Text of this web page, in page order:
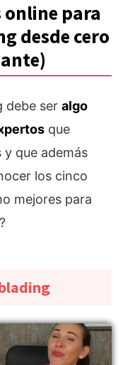
online para
desde cero
debe ser algo
que
que además
los cinco
mejores para